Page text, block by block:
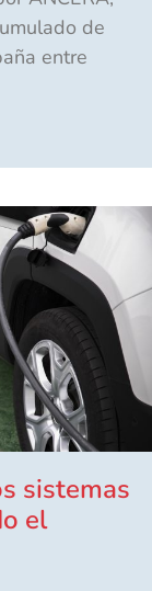
de
entre
sistemas
el